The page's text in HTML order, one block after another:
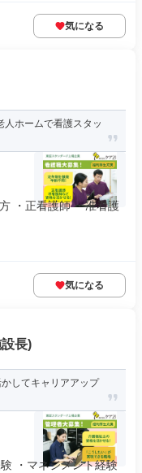
気になる
人ホームで看護スタッ
・正看護師 ・准看護
気になる
長)
してキャリアアップ
・マネジメント経験